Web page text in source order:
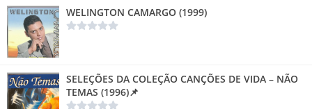
WELINGTON CAMARGO (1999)
SELEÇÕES DA COLEÇÃO CANÇÕES DE VIDA – NÃO
TEMAS (1996)📌